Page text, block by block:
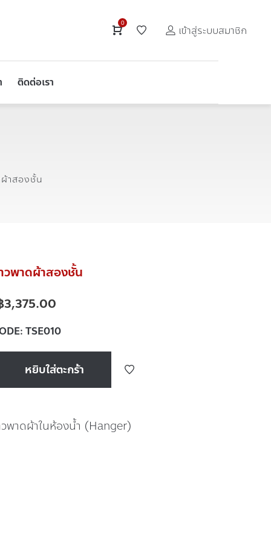
0
เข้าสู่ระบบสมาชิก
ติดต่อเรา
าสองชั้น
วพาดผ้าสองชั้น
3,375.00
TSE010
หยิบใส่ตะกร้า
วพาดผ้าในห้องน้ำ (Hanger)